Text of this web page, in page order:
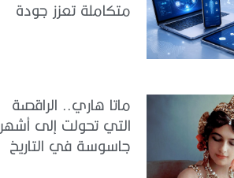
متكاملة تعزز جودة
ماتا هاري.. الراقصة
التي تحولت إلى أشهر
جاسوسة في التاريخ